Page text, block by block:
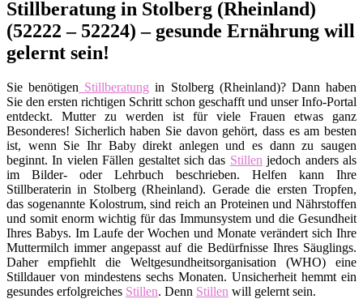
Stillberatung in Stolberg (Rheinland)
(52222 – 52224) – gesunde Ernährung will
gelernt sein!
Sie benötigen Stillberatung in Stolberg (Rheinland)? Dann haben
Sie den ersten richtigen Schritt schon geschafft und unser Info-Portal
entdeckt. Mutter zu werden ist für viele Frauen etwas ganz
Besonderes! Sicherlich haben Sie davon gehört, dass es am besten
ist, wenn Sie Ihr Baby direkt anlegen und es dann zu saugen
beginnt. In vielen Fällen gestaltet sich das Stillen jedoch anders als
im Bilder- oder Lehrbuch beschrieben. Helfen kann Ihre
Stillberaterin in Stolberg (Rheinland). Gerade die ersten Tropfen,
das sogenannte Kolostrum, sind reich an Proteinen und Nährstoffen
und somit enorm wichtig für das Immunsystem und die Gesundheit
Ihres Babys. Im Laufe der Wochen und Monate verändert sich Ihre
Muttermilch immer angepasst auf die Bedürfnisse Ihres Säuglings.
Daher empfiehlt die Weltgesundheitsorganisation (WHO) eine
Stilldauer von mindestens sechs Monaten. Unsicherheit hemmt ein
gesundes erfolgreiches Stillen. Denn Stillen will gelernt sein.